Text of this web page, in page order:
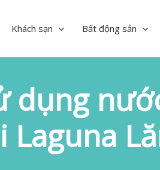
Khách sạn Bất động sản
dụng
Laguna